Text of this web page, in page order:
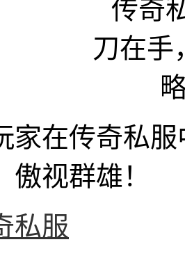
家在传奇私
视群雄！
私服